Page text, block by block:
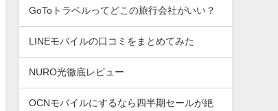
GoToトラベルってどこの旅行会社がいい？
LINEモバイルの口コミをまとめてみた
NURO光徹底レビュー
OCNモバイルにするなら四半期セールが絶